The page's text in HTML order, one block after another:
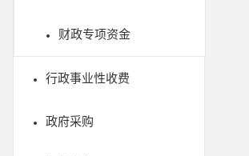
财政专项资金
行政事业性收费
政府采购